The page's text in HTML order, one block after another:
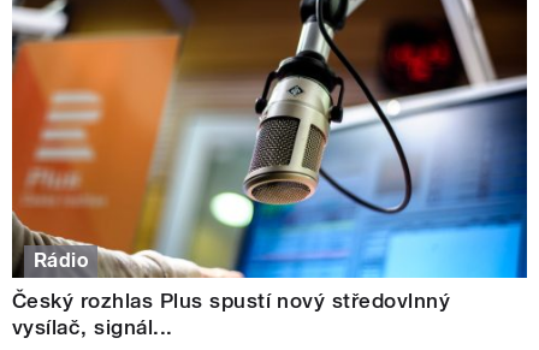
Rádio
Český rozhlas Plus spustí nový středovlnný
vysílač, signál...